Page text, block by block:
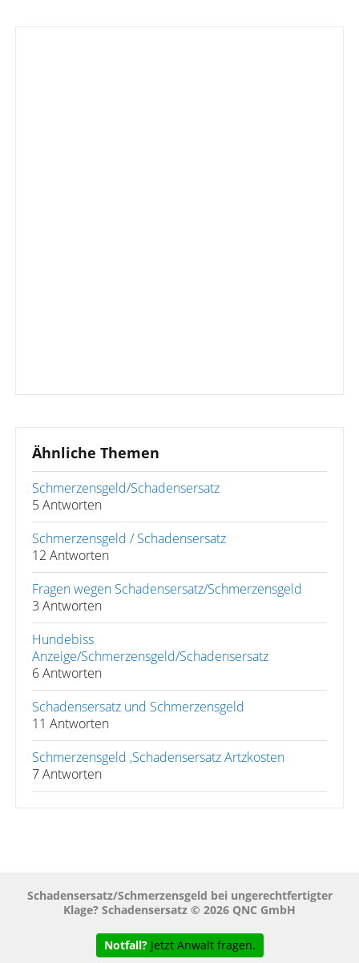
Ähnliche Themen
Schmerzensgeld/Schadensersatz
5 Antworten
Schmerzensgeld / Schadensersatz
12 Antworten
Fragen wegen Schadensersatz/Schmerzensgeld
3 Antworten
Hundebiss
Anzeige/Schmerzensgeld/Schadensersatz
6 Antworten
Schadensersatz und Schmerzensgeld
11 Antworten
Schmerzensgeld ,Schadensersatz Artzkosten
7 Antworten
Schadensersatz/Schmerzensgeld bei ungerechtfertigter
Klage? Schadensersatz © 2026 QNC GmbH
Notfall? Jetzt Anwalt fragen.